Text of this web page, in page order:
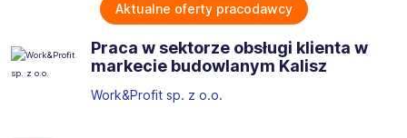
Aktualne oferty pracodawcy
Praca w sektorze obsługi klienta w
markecie budowlanym Kalisz
Work&Profit sp. z o.o.